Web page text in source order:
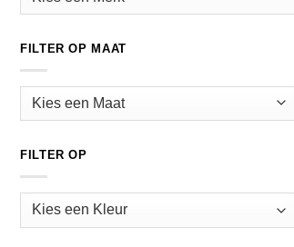
FILTER OP MAAT
FILTER OP